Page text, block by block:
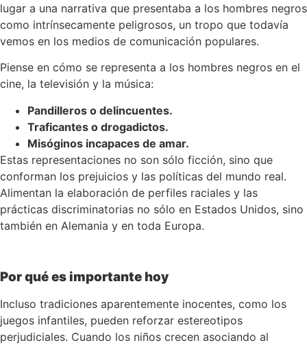
lugar a una narrativa que presentaba a los hombres negros
como intrínsecamente peligrosos, un tropo que todavía
vemos en los medios de comunicación populares.
Piense en cómo se representa a los hombres negros en el
cine, la televisión y la música:
Pandilleros o delincuentes.
Traficantes o drogadictos.
Misóginos incapaces de amar.
Estas representaciones no son sólo ficción, sino que
conforman los prejuicios y las políticas del mundo real.
Alimentan la elaboración de perfiles raciales y las
prácticas discriminatorias no sólo en Estados Unidos, sino
también en Alemania y en toda Europa.
Por qué es importante hoy
Incluso tradiciones aparentemente inocentes, como los
juegos infantiles, pueden reforzar estereotipos
perjudiciales. Cuando los niños crecen asociando al